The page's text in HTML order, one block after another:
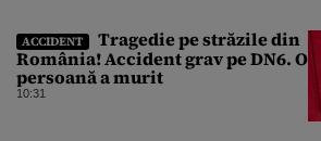
ACCIDENT
Tragedie pe străzile din
România! Accident grav pe DN6. O
persoană a murit
10:31